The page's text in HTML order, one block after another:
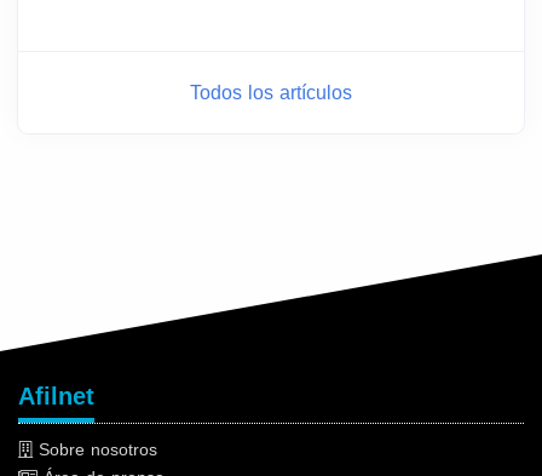
Todos los artículos
Afilnet
Sobre nosotros